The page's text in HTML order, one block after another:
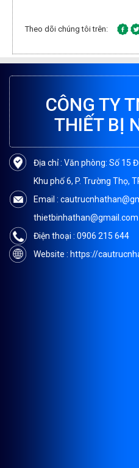
Theo dõi chúng tôi trên:
CÔNG TY
THIẾT BỊ
Địa chỉ : Văn phòng: Số 15
Khu phố 6, P. Trường Thọ,
Email :
thietbinhathan@gmail.com
Điện thoại : 0906 215 644
Website : https://